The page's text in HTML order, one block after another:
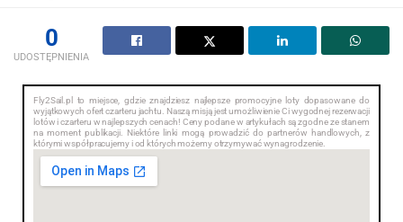
0
UDOSTĘPNIENIA
Fly2Sail.pl to miejsce, gdzie znajdziesz najlepsze promocyjne loty dopasowane do
wyjątkowych ofert czarteru jachtu. Naszą misją jest umożliwienie Ci wygodnej rezerwacji
lotów i czarteru w najlepszych cenach! Ceny podane w artykułach są zgodne ze stanem
na moment publikacji. Niektóre linki mogą prowadzić do partnerów handlowych, z
którymi współpracujemy i od których możemy otrzymywać wynagrodzenie.